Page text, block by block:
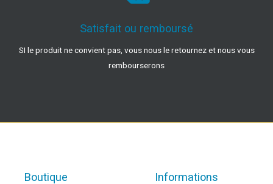
Satisfait ou remboursé
SI le produit ne convient pas, vous nous le retournez et nous vous
rembourserons
Boutique Informations